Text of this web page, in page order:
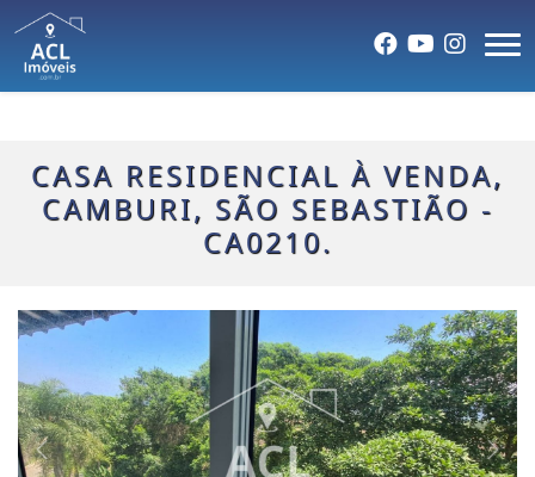
CASA RESIDENCIAL À VENDA,
CAMBURI, SÃO SEBASTIÃO -
CA0210.